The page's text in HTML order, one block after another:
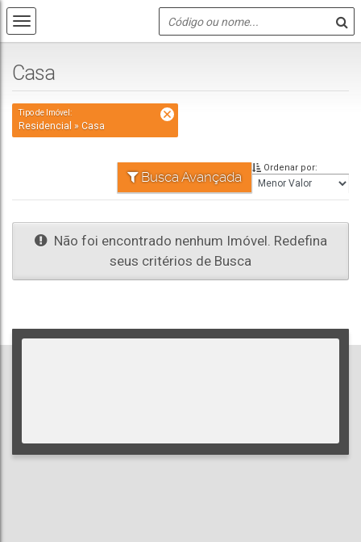
Casa
Tipo de Imóvel:
Residencial » Casa
Busca Avançada
Ordenar por:
Não foi encontrado nenhum Imóvel. Redefina
seus critérios de Busca